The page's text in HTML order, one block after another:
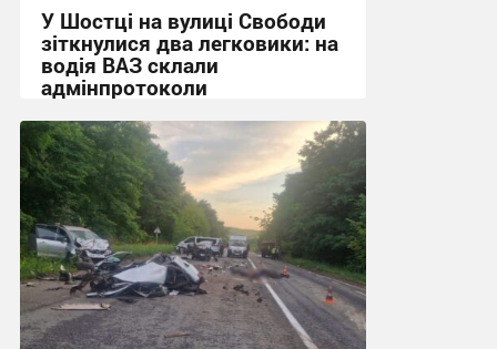
У Шостці на вулиці Свободи
зіткнулися два легковики: на
водія ВАЗ склали
адмінпротоколи
12:10, 29.07.2026